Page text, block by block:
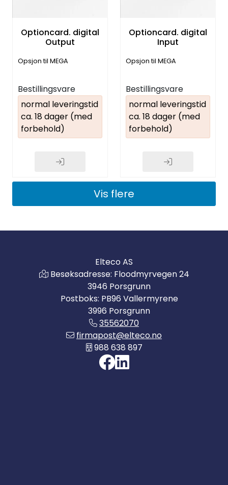
Optioncard. digital
Output
Opsjon til MEGA
Bestillingsvare
normal leveringstid
ca. 18 dager (med
forbehold)
Optioncard. digital
Input
Opsjon til MEGA
Bestillingsvare
normal leveringstid
ca. 18 dager (med
forbehold)
Vis flere
Elteco AS
Besøksadresse: Floodmyrvegen 24
3946 Porsgrunn
Postboks: PB96 Vallermyrene
3996 Porsgrunn
35562070
firmapost@elteco.no
988 638 897